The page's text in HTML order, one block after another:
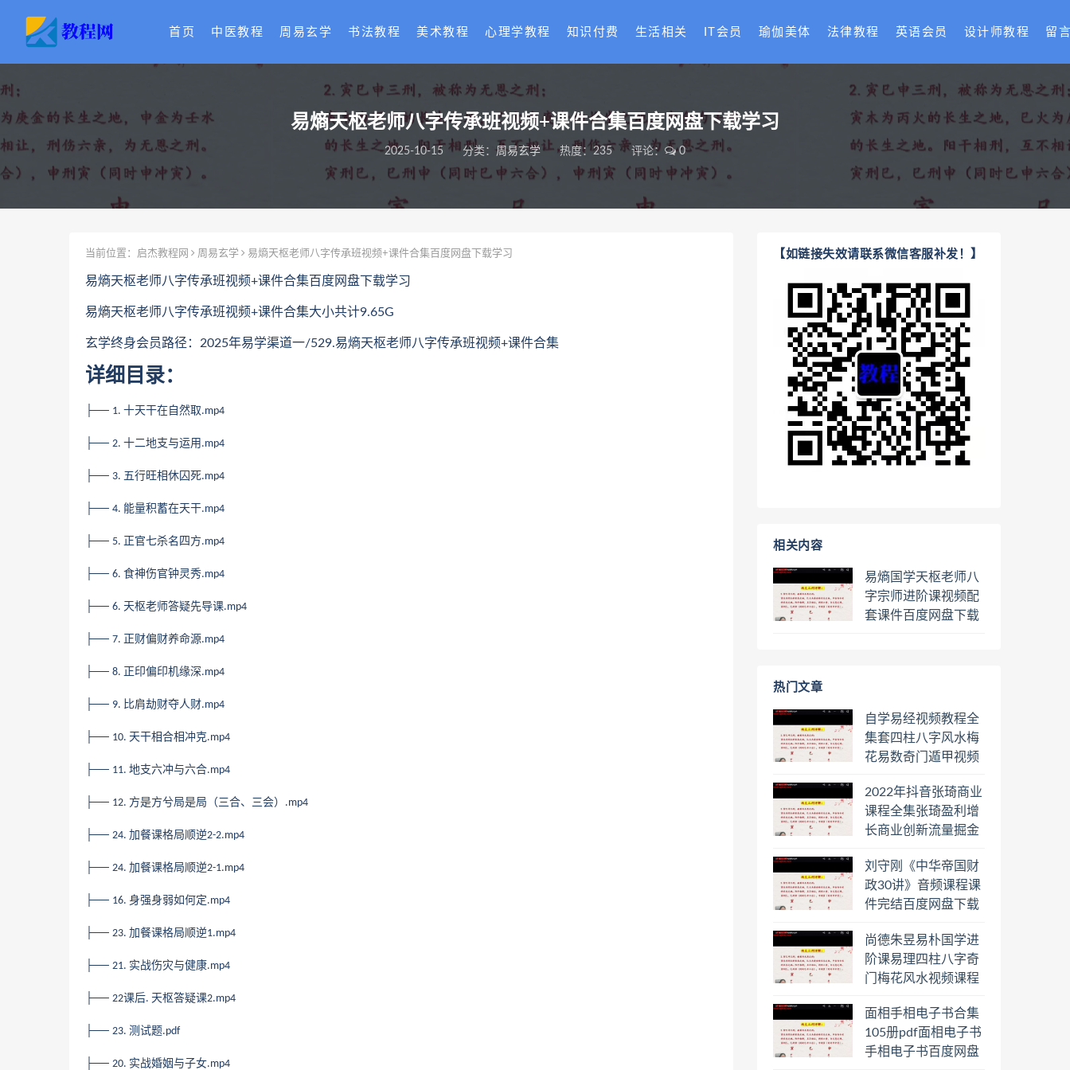
首页 中医教程 周易玄学 书法教程 美术教程 心理学教程 知识付费 生活相关 IT会员 瑜伽美体 法律教程 英语会员 设计师教程 留
易熵天枢老师八字传承班视频+课件合集百度网盘下载学习
2025-10-15 分类： 周易玄学 热度：235 评论： 0
当前位置： 启杰教程网 周易玄学 易熵天枢老师八字传承班视频+课件合集百度网盘下载学习
易熵天枢老师八字传承班视频+课件合集百度网盘下载学习
易熵天枢老师八字传承班视频+课件合集大小共计9.65G
玄学终身会员路径：2025年易学渠道一/529.易熵天枢老师八字传承班视频+课件合集
详细目录：
├── 1. 十天干在自然取.mp4
├── 2. 十二地支与运用 .mp4
├── 3. 五行旺相休囚死.mp4
├── 4. 能量积蓄在天干.mp4
├── 5. 正官七杀名四方.mp4
├── 6. 食神伤官钟灵秀.mp4
├── 6. 天枢老师答疑先导课.mp4
├── 7. 正财偏财养命源.mp4
├── 8. 正印偏印机缘深.mp4
├── 9. 比肩劫财夺人财.mp4
├── 10. 天干相合相冲克.mp4
├── 11. 地支六冲与六合.mp4
├── 12. 方是方兮局是局（三合、三会） .mp4
├── 24. 加餐课格局顺逆2-2.mp4
├── 24. 加餐课格局顺逆2-1.mp4
├── 16. 身强身弱如何定.mp4
├── 23. 加餐课格局顺逆1.mp4
├── 21. 实战伤灾与健康.mp4
├── 22课后. 天枢答疑课2.mp4
├── 23. 测试题.pdf
├── 20. 实战婚姻与子女.mp4
【如链接失效请联系微信客服补发！】
相关内容
易熵国学天枢老师八
字宗师进阶课视频配
套课件百度网盘下载
热门文章
自学易经视频教程全
集套四柱八字风水梅
花易数奇门遁甲视频
日罗盘教程百度云网
盘会员
2022年抖音张琦商业
课程全集张琦盈利增
长商业创新流量掘金
盘下载学习
刘守刚《中华帝国财
政30讲》音频课程课
件完结百度网盘下载
尚德朱昱易朴国学进
阶课易理四柱八字奇
门梅花风水视频课程
学习
面相手相电子书合集
105册pdf面相电子书
手相电子书百度网盘